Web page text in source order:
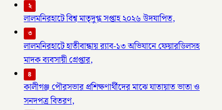
২
লালমনিরহাটে বিশ্ব মাতৃদুগ্ধ সপ্তাহ ২০২৬ উদযাপিত,
৩
লালমনিরহাটে হাতীবান্ধায় র‌্যাব-১৩ অভিযানে ফেয়ারডিলসহ
মাদক ব্যবসায়ী গ্রেপ্তার,
৪
কালীগঞ্জ পৌরসভার প্রশিক্ষণার্থীদের মাঝে যাতায়াত ভাতা ও
সনদপত্র বিতরণ,